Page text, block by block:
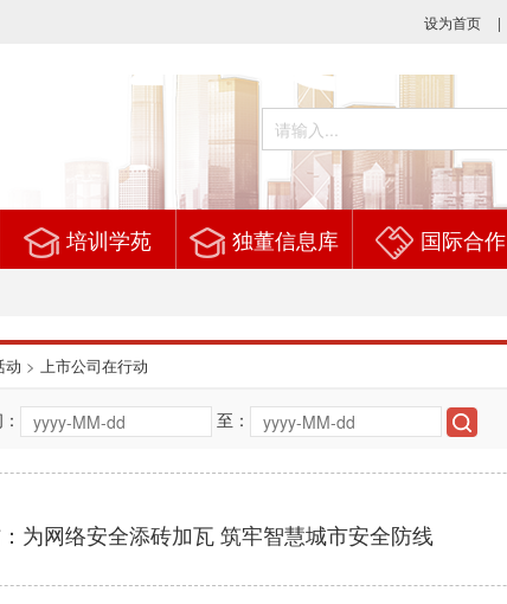
设为首页 |
培训学苑 独董信息库 国际合作
动 > 上市公司在行动
至：
为网络安全添砖加瓦 筑牢智慧城市安全防线